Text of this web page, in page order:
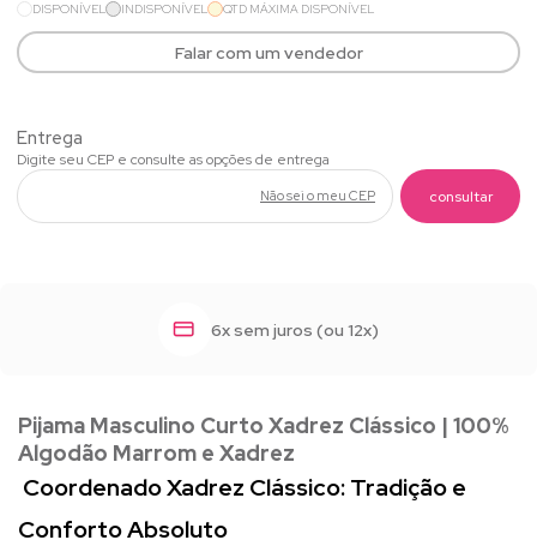
DISPONÍVEL INDISPONÍVEL QTD MÁXIMA DISPONÍVEL
Falar com um vendedor
Não sei o meu CEP
6x sem juros (ou 12x)
Pijama Masculino Curto Xadrez Clássico | 100%
Algodão Marrom e Xadrez
Coordenado Xadrez Clássico: Tradição e
Conforto Absoluto